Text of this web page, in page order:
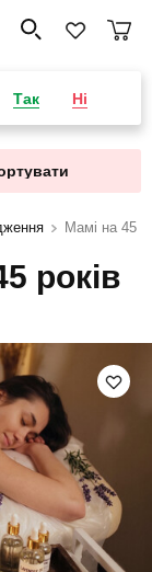
Так Ні
Мамі на 45
років